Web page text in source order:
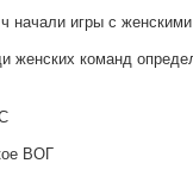
начали игры с
женских команд
ВОГ